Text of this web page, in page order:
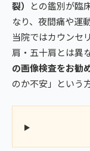
裂）
との鑑別が臨
なり、夜間痛や運
当院ではカウンセ
肩・五十肩とは異
の画像検査をお勧
のか不安」という